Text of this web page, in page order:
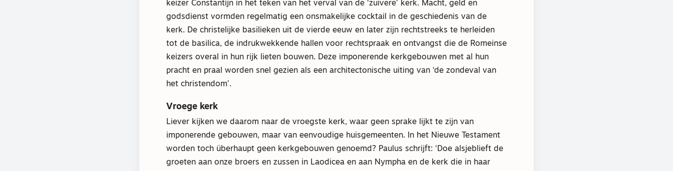
keizer Constantijn in het teken van het verval van de ‘zuivere’ kerk. Macht, geld en
godsdienst vormden regelmatig een onsmakelijke cocktail in de geschiedenis van de
kerk. De christelijke basilieken uit de vierde eeuw en later zijn rechtstreeks te herleiden
tot de basilica, de indrukwekkende hallen voor rechtspraak en ontvangst die de Romeinse
keizers overal in hun rijk lieten bouwen. Deze imponerende kerkgebouwen met al hun
pracht en praal worden snel gezien als een architectonische uiting van ‘de zondeval van
het christendom’.
Vroege kerk
Liever kijken we daarom naar de vroegste kerk, waar geen sprake lijkt te zijn van
imponerende gebouwen, maar van eenvoudige huisgemeenten. In het Nieuwe Testament
worden toch überhaupt geen kerkgebouwen genoemd? Paulus schrijft: ‘Doe alsjeblieft de
groeten aan onze broers en zussen in Laodicea en aan Nympha en de kerk die in haar